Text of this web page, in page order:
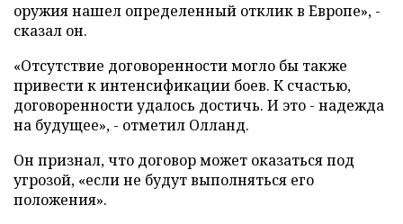
оружия нашел определенный отклик в Европе», -
сказал он.
«Отсутствие договоренности могло бы также
привести к интенсификации боев. К счастью,
договоренности удалось достичь. И это - надежда
на будущее», - отметил Олланд.
Он признал, что договор может оказаться под
угрозой, «если не будут выполняться его
положения».